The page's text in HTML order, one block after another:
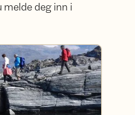
melde deg inn i